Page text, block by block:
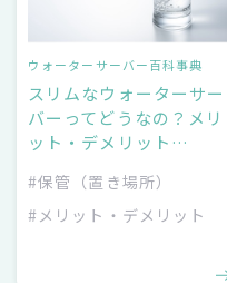
ウォーターサーバー百科事典
スリムなウォーターサー
バーってどうなの？メリ
ット・デメリット…
#保管（置き場所）
#メリット・デメリット